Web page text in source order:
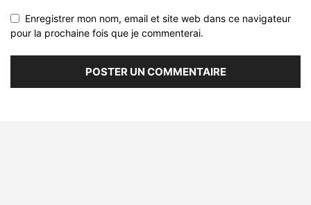
Enregistrer mon nom, email et site web dans ce navigateur
pour la prochaine fois que je commenterai.